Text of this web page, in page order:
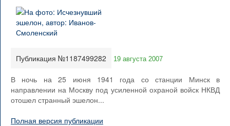
Публикация №1187499282 19 августа 2007
В ночь на 25 июня 1941 года со станции Минск в
направлении на Москву под усиленной охраной войск НКВД
отошел странный эшелон...
Полная версия публикации